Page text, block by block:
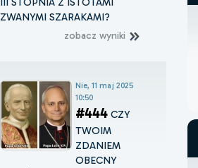
ZWANYMI SZARAKAMI?
zobacz wyniki
Nie, 11 maj 2025
10:50
#444 CZY
TWOIM
ZDANIEM
OBECNY